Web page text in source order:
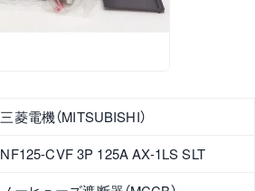
三菱電機（MITSUBISHI）
NF125-CVF 3P 125A AX-1LS SLT